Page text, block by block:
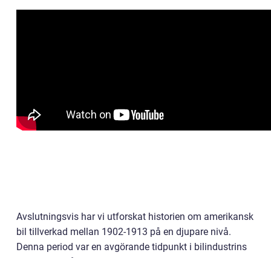
Avslutningsvis har vi utforskat historien om amerikansk
bil tillverkad mellan 1902-1913 på en djupare nivå.
Denna period var en avgörande tidpunkt i bilindustrins